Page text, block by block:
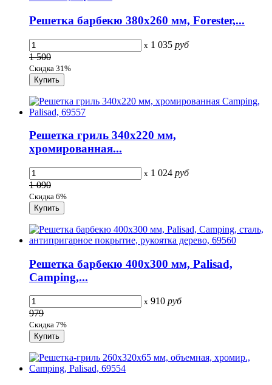
Решетка барбекю 380х260 мм, Forester,...
x 1 035 руб
1 500
Скидка 31%
Решетка гриль 340х220 мм,
хромированная...
x 1 024 руб
1 090
Скидка 6%
Решетка барбекю 400х300 мм, Palisad,
Camping,...
x 910 руб
979
Скидка 7%